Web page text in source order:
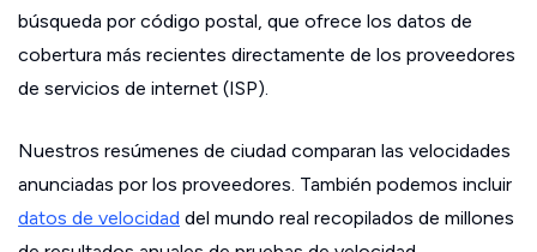
búsqueda por código postal, que ofrece los datos de
cobertura más recientes directamente de los proveedores
de servicios de internet (ISP).
Nuestros resúmenes de ciudad comparan las velocidades
anunciadas por los proveedores. También podemos incluir
datos de velocidad del mundo real recopilados de millones